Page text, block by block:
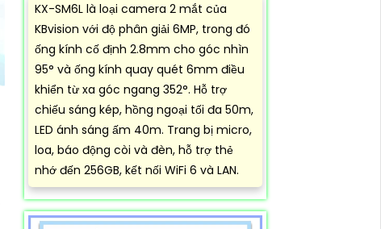
KX-SM6L là loại camera 2 mắt của
KBvision với độ phân giải 6MP, trong đó
ống kính cố định 2.8mm cho góc nhìn
95° và ống kính quay quét 6mm điều
khiển từ xa góc ngang 352°. Hỗ trợ
chiếu sáng kép, hồng ngoại tối đa 50m,
LED ánh sáng ấm 40m. Trang bị micro,
loa, báo động còi và đèn, hỗ trợ thẻ
nhớ đến 256GB, kết nối WiFi 6 và LAN.